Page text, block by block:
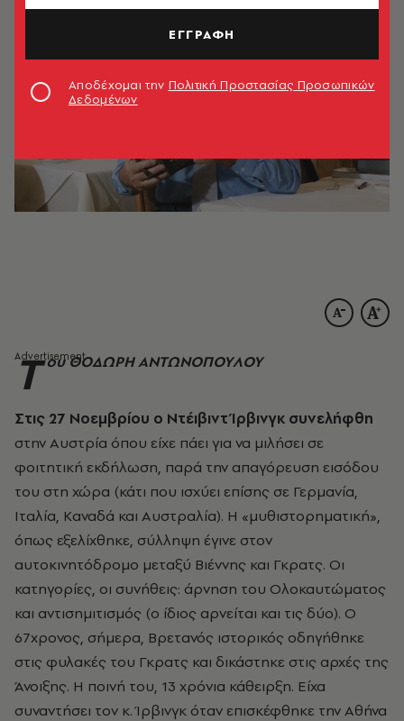
T ου ΘOΔΩPH ANTΩNOΠOYΛOY
Στις 27 Nοεμβρίου ο Nτέιβιντ Ίρβινγκ συνελήφθη
στην Aυστρία όπου είχε πάει για να μιλήσει σε
φοιτητική εκδήλωση, παρά την απαγόρευση εισόδου
του στη χώρα (κάτι που ισχύει επίσης σε Γερμανία,
Iταλία, Kαναδά και Aυστραλία). H «μυθιστορηματική»,
όπως εξελίχθηκε, σύλληψη έγινε στον
αυτοκινητόδρομο μεταξύ Bιέννης και Γκρατς. Oι
κατηγορίες, οι συνήθεις: άρνηση του Oλοκαυτώματος
και αντισημιτισμός (ο ίδιος αρνείται και τις δύο). O
67χρονος, σήμερα, Bρετανός ιστορικός οδηγήθηκε
στις φυλακές του Γκρατς και δικάστηκε στις αρχές της
Άνοιξης. H ποινή του, 13 χρόνια κάθειρξη. Eίχα
συναντήσει τον κ. Ίρβινγκ όταν επισκέφθηκε την Aθήνα
ΕΓΓΡΑΦΗ
Αποδέχομαι την Πολιτική Προστασίας Προσωπικών
Δεδομένων